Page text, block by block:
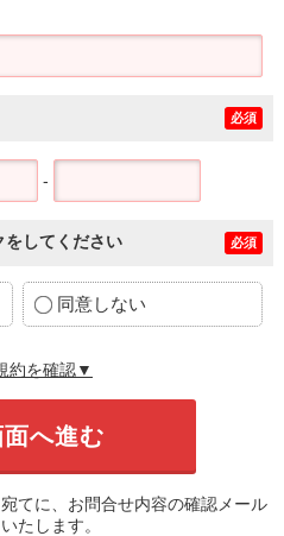
必須
-
をしてください 必須
同意しない
約を確認▼
てに、お問合せ内容の確認メール
たします。